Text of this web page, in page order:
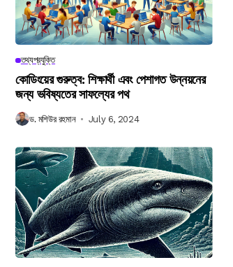
তথ্যপ্রযুক্তি
কোডিংয়ের গুরুত্ব: শিক্ষার্থী এবং পেশাগত উন্নয়নের
জন্য ভবিষ্যতের সাফল্যের পথ
ড. মশিউর রহমান July 6, 2024